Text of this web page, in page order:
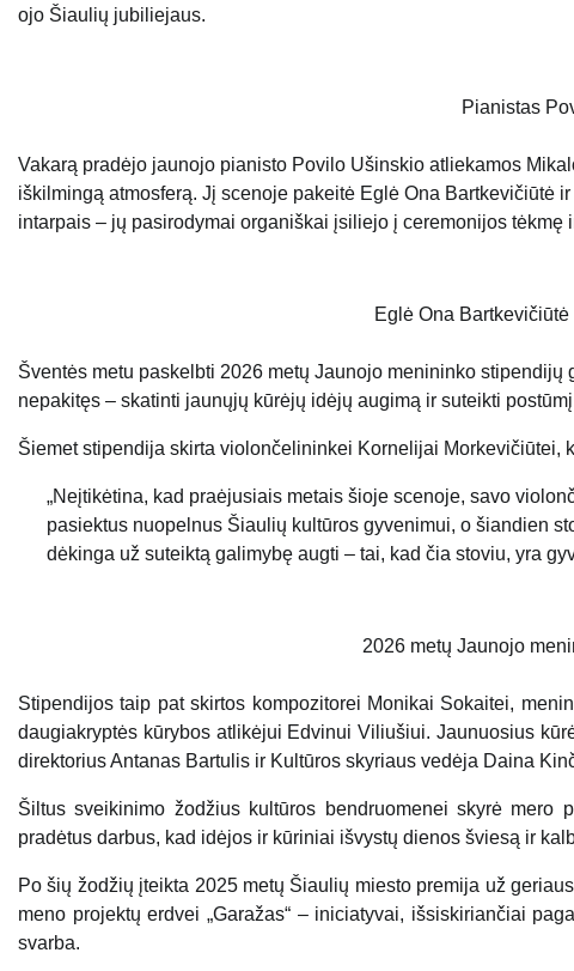
ojo Šiaulių jubiliejaus.
Pianistas
Vakarą pradėjo jaunojo pianisto Povilo Ušinskio atliekamos
iškilmingą atmosferą. Jį scenoje pakeitė Eglė Ona Bartkevičiūtė
intarpais – jų pasirodymai organiškai įsiliejo į ceremonijos tėkmę
Eglė Ona
Šventės metu paskelbti 2026 metų Jaunojo menininko
nepakitęs – skatinti jaunųjų kūrėjų idėjų augimą ir suteikti
Šiemet stipendija skirta violončelininkei Kornelijai Morkevičiūtei,
„Neįtikėtina, kad praėjusiais metais šioje scenoje, savo
pasiektus nuopelnus Šiaulių kultūros gyvenimui, o šiandien
dėkinga už suteiktą galimybę augti – tai, kad čia stoviu, yra
2026 metų Jaunojo
Stipendijos taip pat skirtos kompozitorei Monikai Sokaitei,
daugiakryptės kūrybos atlikėjui Edvinui Viliušiui. Jaunuosius
direktorius Antanas Bartulis ir Kultūros skyriaus vedėja Daina
Šiltus sveikinimo žodžius kultūros bendruomenei skyrė
pradėtus darbus, kad idėjos ir kūriniai išvystų dienos šviesą ir
Po šių žodžių įteikta 2025 metų Šiaulių miesto premija už
meno projektų erdvei „Garažas“ – iniciatyvai, išsiskiriančiai
svarba.